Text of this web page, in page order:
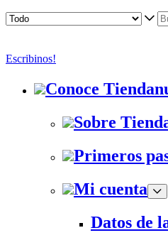
Escribinos!
Conoce
Sobre
Primeros
Mi cuenta
Datos de